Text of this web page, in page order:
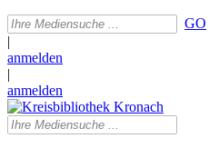
GO
|
anmelden
|
anmelden